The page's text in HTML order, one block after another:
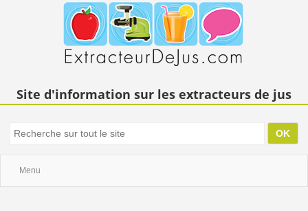
Site d'information sur les extracteurs de jus
Menu